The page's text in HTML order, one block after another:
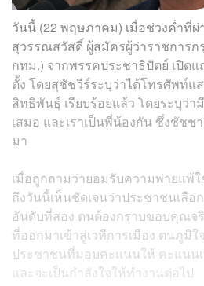
วันนี้ (22 พฤษภาคม) เมื่อช่วงค่ำที่
สุวรรณสวัสดิ์ ผู้สมัครผู้ว่าราชการก
กทม.) จากพรรคประชาธิปัตย์ เปิด
ตั้ง โดยสุชัชวีร์ระบุว่าได้โทรศัพท์
สิทธิพันธุ์ เรียบร้อยแล้ว โดยระบุว่
เสมอ และเราเป็นพี่น้องกัน ซึ่งชัช
มา
เมื่อถูกถามว่ายอมรับความพ่ายแพ้
ถึงวันนี้เห็นชัดเจนว่าประชาชนเลื
อันดับที่สอง ตนต้องกราบขอบคุณจริ
ที่ออกมาเข้าสู่เวทีการเมือง ตนภูมิ
ประชาชนที่มอบคะแนนให้ คะแนน
และจะเป็นกำลังใจให้ทำงานต่อไป